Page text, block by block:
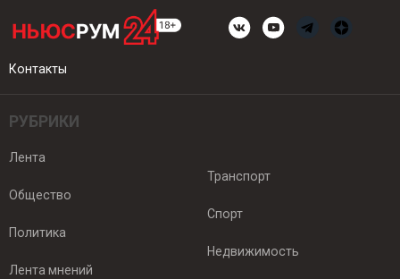
Контакты
РУБРИКИ
Лента
Общество
Политика
Лента мнений
Транспорт
Спорт
Недвижимость